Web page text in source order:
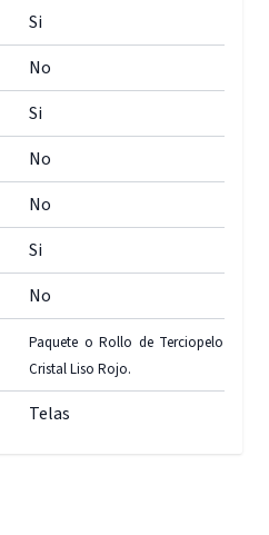
Si
No
Si
No
No
Si
No
Paquete o Rollo de Terciopelo
Cristal Liso Rojo.
Telas